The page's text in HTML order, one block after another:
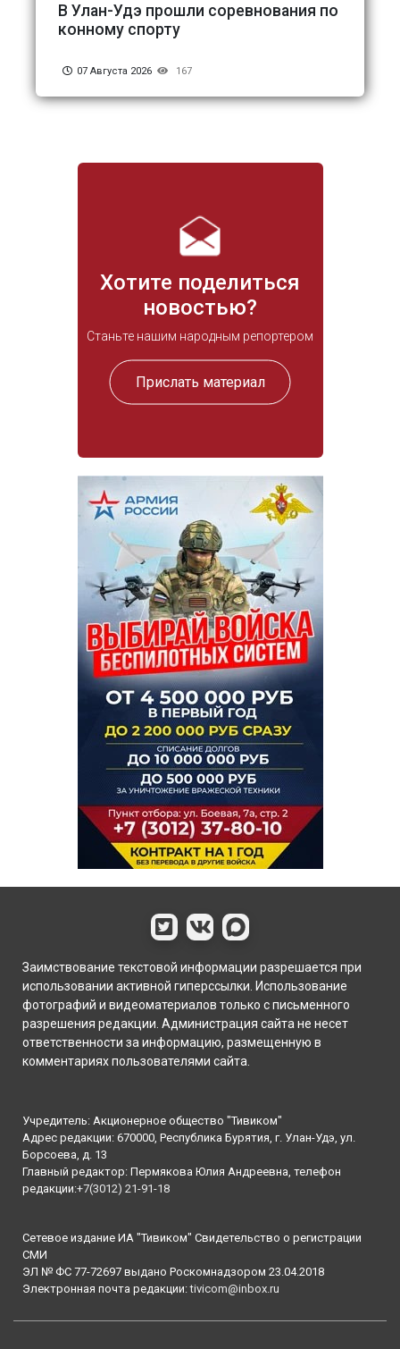
Хотите поделиться
новостью?
Станьте нашим народным репортером
Прислать материал
В Улан-Удэ прошли соревнования по
конному спорту
07 Августа 2026 167
Заимствование текстовой информации разрешается при
использовании активной гиперссылки. Использование
фотографий и видеоматериалов только с письменного
разрешения редакции. Администрация сайта не несет
ответственности за информацию, размещенную в
комментариях пользователями сайта.
Учредитель: Акционерное общество "Тивиком"
Адрес редакции: 670000, Республика Бурятия, г. Улан-Удэ, ул.
Борсоева, д. 13
Главный редактор: Пермякова Юлия Андреевна, телефон
редакции:+7(3012) 21-91-18
Сетевое издание ИА "Тивиком" Свидетельство о регистрации
СМИ
ЭЛ № ФС 77-72697 выдано Роскомнадзором 23.04.2018
Электронная почта редакции:tivicom@inbox.ru